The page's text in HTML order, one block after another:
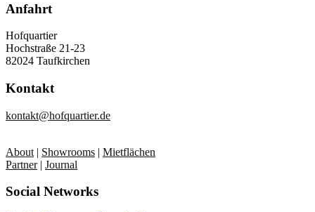
Anfahrt
Hofquartier
Hochstraße 21-23
82024 Taufkirchen
Kontakt
kontakt@hofquartier.de
About | Showrooms | Mietflächen
Partner| Journal
Social Networks